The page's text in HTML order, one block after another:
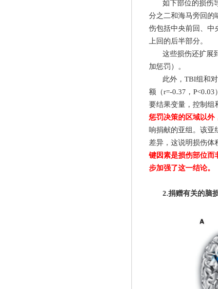
如下部位的损伤
分之二和海马旁回的
伤包括中央前回、中
上回的后半部分。
这些损伤还扩展
加惩罚）。
此外， TBI组和
额（r=-0.37 ， P<0.03
要结果变量，控制组
惩罚决策的区域以外
响捐献的亚组。该亚
差异，这说明损伤体
键因素是损伤部位而
步加强了这一结论。
2.捐赠有关的脑